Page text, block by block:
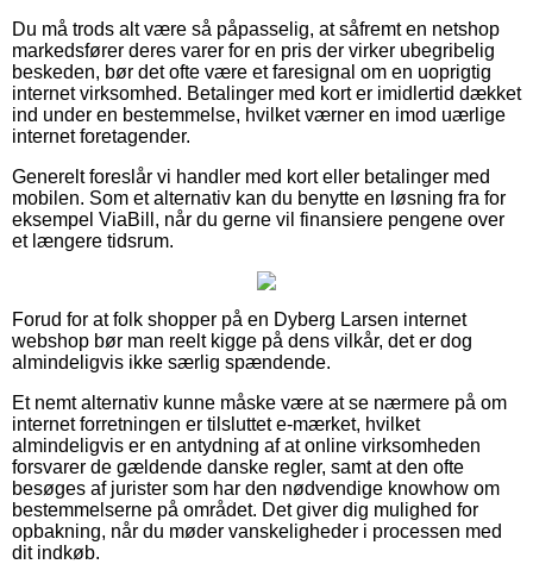
Du må trods alt være så påpasselig, at såfremt en netshop
markedsfører deres varer for en pris der virker ubegribelig
beskeden, bør det ofte være et faresignal om en uoprigtig
internet virksomhed. Betalinger med kort er imidlertid dækket
ind under en bestemmelse, hvilket værner en imod uærlige
internet foretagender.
Generelt foreslår vi handler med kort eller betalinger med
mobilen. Som et alternativ kan du benytte en løsning fra for
eksempel ViaBill, når du gerne vil finansiere pengene over
et længere tidsrum.
Forud for at folk shopper på en Dyberg Larsen internet
webshop bør man reelt kigge på dens vilkår, det er dog
almindeligvis ikke særlig spændende.
Et nemt alternativ kunne måske være at se nærmere på om
internet forretningen er tilsluttet e-mærket, hvilket
almindeligvis er en antydning af at online virksomheden
forsvarer de gældende danske regler, samt at den ofte
besøges af jurister som har den nødvendige knowhow om
bestemmelserne på området. Det giver dig mulighed for
opbakning, når du møder vanskeligheder i processen med
dit indkøb.